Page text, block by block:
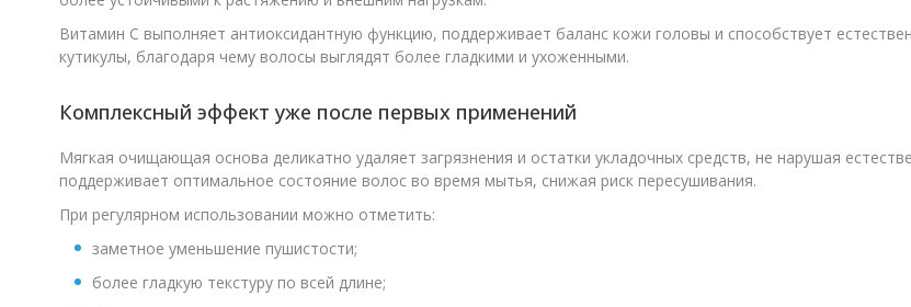
Витамин C выполняет антиоксидантную функцию, поддерживает баланс кожи головы и способствует
кутикулы, благодаря чему волосы выглядят более гладкими и ухоженными.
Комплексный эффект уже после первых применений
Мягкая очищающая основа деликатно удаляет загрязнения и остатки укладочных средств, не нарушая
поддерживает оптимальное состояние волос во время мытья, снижая риск пересушивания.
При регулярном использовании можно отметить:
заметное уменьшение пушистости;
более гладкую текстуру по всей длине;